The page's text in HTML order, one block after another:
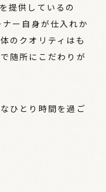
提供しているの
ー自身が仕入れか
のクオリティはも
随所にこだわりが
ひとり時間を過ご